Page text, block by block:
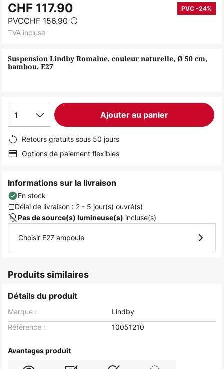
to
the
beginning
the
images
Suspension Lindby Romaine, couleur naturelle, Ø 50 cm,
bambou, E27
CHF 117.90 PVC -24%
PVCCHF 156.90
TVA incluse
1 Ajouter au panier
Retours gratuits sous 50 jours
Options de paiement flexibles
Informations sur la livraison
En stock
Délai de livraison : 2 - 5 jour(s) ouvré(s)
Pas de source(s) lumineuse(s) incluse(s)
Choisir E27 ampoule
Produits similaires
Détails du produit
Marque :
Lindby
Référence :
10051210
Avantages produit